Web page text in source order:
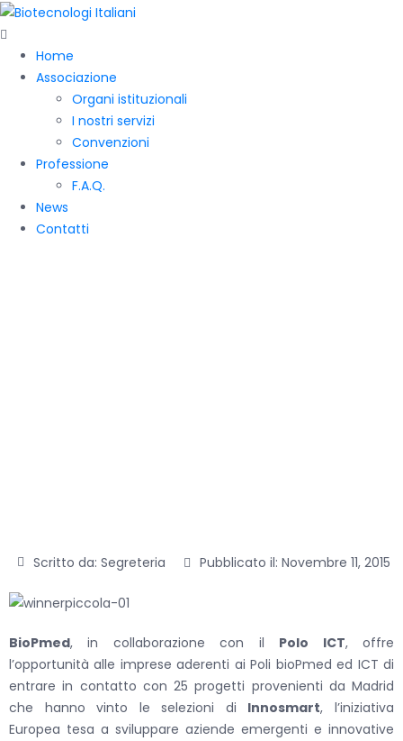
Home
Associazione
Organi istituzionali
I nostri servizi
Convenzioni
Professione
F.A.Q.
News
Contatti
Scritto da: Segreteria Pubblicato il: Novembre 11, 2015
BioPmed, in collaborazione con il Polo ICT, offre
l’opportunità alle imprese aderenti ai Poli bioPmed ed ICT di
entrare in contatto con 25 progetti provenienti da Madrid
che hanno vinto le selezioni di Innosmart, l’iniziativa
Europea tesa a sviluppare aziende emergenti e innovative